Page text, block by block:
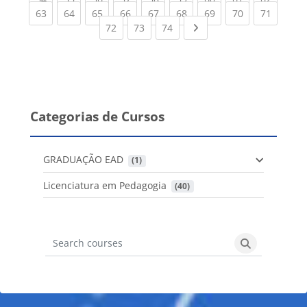
63(current)
64(current)
65(current)
66(current)
67(current)
68(current)
69(current)
70(current)
71
72 (current)
73 (current)
74(current)Next page
Categorias de Cursos
GRADUAÇÃO EAD (1)
Licenciatura em Pedagogia (40)
Search courses
Search